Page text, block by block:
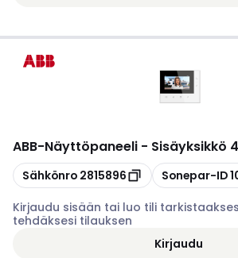
ABB-Näyttöpaneeli - Sisäyksikkö
Kopioi
Sähkönro 2815896 Kopioi
Sonepar-ID
Kirjaudu sisään tai luo tili
tehdäksesi tilauksen
Kirjaudu